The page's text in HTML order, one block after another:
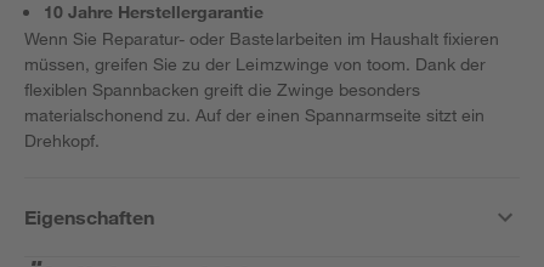
10 Jahre Herstellergarantie
Wenn Sie Reparatur- oder Bastelarbeiten im Haushalt fixieren
müssen, greifen Sie zu der Leimzwinge von toom. Dank der
flexiblen Spannbacken greift die Zwinge besonders
materialschonend zu. Auf der einen Spannarmseite sitzt ein
Drehkopf.
Eigenschaften